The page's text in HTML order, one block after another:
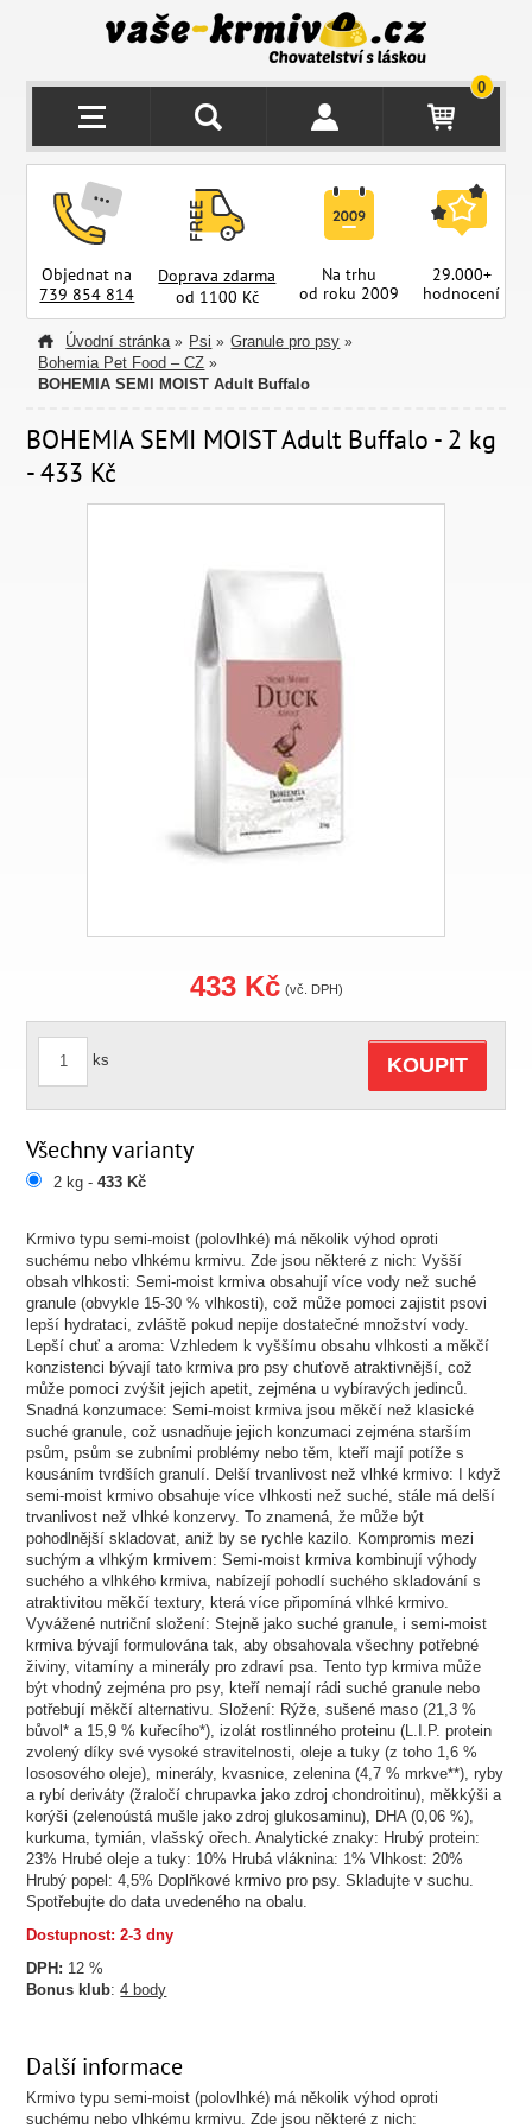
0
Objednat na
739 854 814
Doprava zdarma
od 1100 Kč
Na trhu
od roku 2009
29.000+
hodnocení
Úvodní stránka » Psi » Granule pro psy »
Bohemia Pet Food – CZ »
BOHEMIA SEMI MOIST Adult Buffalo
BOHEMIA SEMI MOIST Adult Buffalo - 2 kg
- 433 Kč
Krmivo typu semi-moist (polovlhké) má několik výhod oproti
suchému nebo vlhkému krmivu. Zde jsou některé z nich: Vyšší
obsah vlhkosti: Semi-moist krmiva obsahují více vody než suché
granule (obvykle 15-30 % vlhkosti), což může pomoci zajistit psovi
lepší hydrataci, zvláště pokud nepije dostatečné množství vody.
Lepší chuť a aroma: Vzhledem k vyššímu obsahu vlhkosti a měkčí
konzistenci bývají tato krmiva pro psy chuťově atraktivnější, což
může pomoci zvýšit jejich apetit, zejména u vybíravých jedinců.
Snadná konzumace: Semi-moist krmiva jsou měkčí než klasické
suché granule, což usnadňuje jejich konzumaci zejména starším
psům, psům se zubními problémy nebo těm, kteří mají potíže s
kousáním tvrdších granulí. Delší trvanlivost než vlhké krmivo: I když
semi-moist krmivo obsahuje více vlhkosti než suché, stále má delší
trvanlivost než vlhké konzervy. To znamená, že může být
pohodlnější skladovat, aniž by se rychle kazilo. Kompromis mezi
suchým a vlhkým krmivem: Semi-moist krmiva kombinují výhody
suchého a vlhkého krmiva, nabízejí pohodlí suchého skladování s
atraktivitou měkčí textury, která více připomíná vlhké krmivo.
Vyvážené nutriční složení: Stejně jako suché granule, i semi-moist
krmiva bývají formulována tak, aby obsahovala všechny potřebné
živiny, vitamíny a minerály pro zdraví psa. Tento typ krmiva může
být vhodný zejména pro psy, kteří nemají rádi suché granule nebo
potřebují měkčí alternativu. Složení: Rýže, sušené maso (21,3 %
bůvol* a 15,9 % kuřecího*), izolát rostlinného proteinu (L.I.P. protein
zvolený díky své vysoké stravitelnosti, oleje a tuky (z toho 1,6 %
lososového oleje), minerály, kvasnice, zelenina (4,7 % mrkve**), ryby
a rybí deriváty (žraločí chrupavka jako zdroj chondroitinu), měkkýši a
korýši (zelenoústá mušle jako zdroj glukosaminu), DHA (0,06 %),
kurkuma, tymián, vlašský ořech. Analytické znaky: Hrubý protein:
23% Hrubé oleje a tuky: 10% Hrubá vláknina: 1% Vlhkost: 20%
Hrubý popel: 4,5% Doplňkové krmivo pro psy. Skladujte v suchu.
Spotřebujte do data uvedeného na obalu.
Dostupnost: 2-3 dny
DPH: 12 %
Bonus klub:4 body
433 Kč (vč. DPH)
ks KOUPIT
Všechny varianty
2 kg -433 Kč
Další informace
Krmivo typu semi-moist (polovlhké) má několik výhod oproti
suchému nebo vlhkému krmivu. Zde jsou některé z nich: